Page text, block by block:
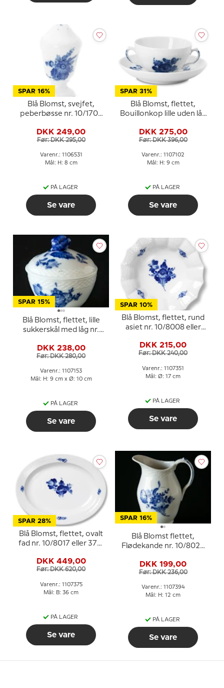
SPAR 16%
Blå Blomst, svejfet,
peberbøsse nr. 10/1706
Copenhagen
DKK 249,00
Før: DKK 295,00
Varenr.: 1106531
Mål: H: 8 cm
PÅ LAGER
Se vare
SPAR 31%
Blå Blomst, flettet,
Bouillonkop lille uden låg
Royal Copenhagen
DKK 275,00
Før: DKK 396,00
Varenr.: 1107102
Mål: H: 9 cm
PÅ LAGER
Se vare
SPAR 15%
Blå Blomst, flettet, lille
sukkerskål med låg nr.
Copenhagen
DKK 238,00
Før: DKK 280,00
Varenr.: 1107153
Mål: H: 9 cm x Ø: 10 cm
PÅ LAGER
Se vare
SPAR 10%
Blå Blomst, flettet, rund
asiet nr. 10/8008 eller
17cm
DKK 215,00
Før: DKK 240,00
Varenr.: 1107351
Mål: Ø: 17 cm
PÅ LAGER
Se vare
SPAR 28%
Blå Blomst, flettet, ovalt
fad nr. 10/8017 eller 375,
37cm
DKK 449,00
Før: DKK 620,00
Varenr.: 1107375
Mål: B: 36 cm
PÅ LAGER
Se vare
SPAR 16%
Blå Blomst flettet,
Flødekande nr. 10/8026
Copenhagen
DKK 199,00
Før: DKK 236,00
Varenr.: 1107394
Mål: H: 12 cm
PÅ LAGER
Se vare